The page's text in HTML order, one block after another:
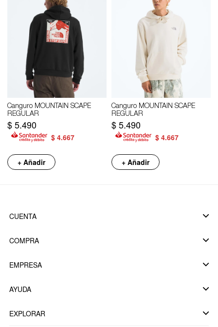
Canguro MOUNTAIN SCAPE
REGULAR
$5.490
$ 4.667
+ Añadir
Canguro MOUNTAIN SCAPE
REGULAR
$5.490
$ 4.667
+ Añadir
CUENTA
COMPRA
EMPRESA
AYUDA
EXPLORAR